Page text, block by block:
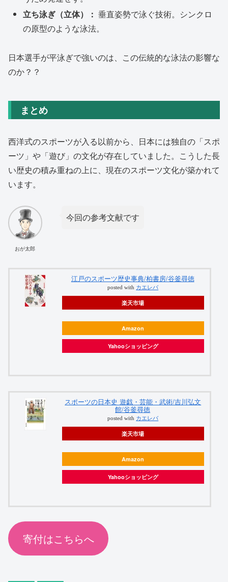
立ち泳ぎ（立体）： 垂直姿勢で泳ぐ技術。シンクロ
の原型のような泳法。
日本選手が平泳ぎで強いのは、この伝統的な泳法の影響な
のか？？
まとめ
西洋式のスポーツが入る以前から、日本には独自の「スポ
ーツ」や「遊び」の文化が存在していました。こうした長
い歴史の積み重ねの上に、現在のスポーツ文化が築かれて
います。
おが太郎
今回の参考文献です
江戸のスポーツ歴史事典/柏書房/谷釜尋徳
posted with カエレバ
楽天市場
Amazon
Yahooショッピング
スポーツの日本史 遊戯・芸能・武術/吉川弘文
館/谷釜尋徳
posted with カエレバ
楽天市場
Amazon
Yahooショッピング
寄付はこちらへ